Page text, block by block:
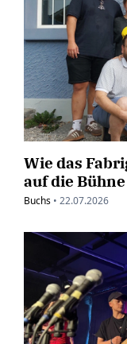
Wie das
auf die
Buchs • 22.07.2026